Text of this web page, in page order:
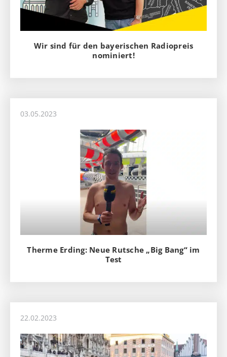
Wir sind für den bayerischen Radiopreis
nominiert!
03.05.2023
Therme Erding: Neue Rutsche „Big Bang“ im
Test
22.02.2023